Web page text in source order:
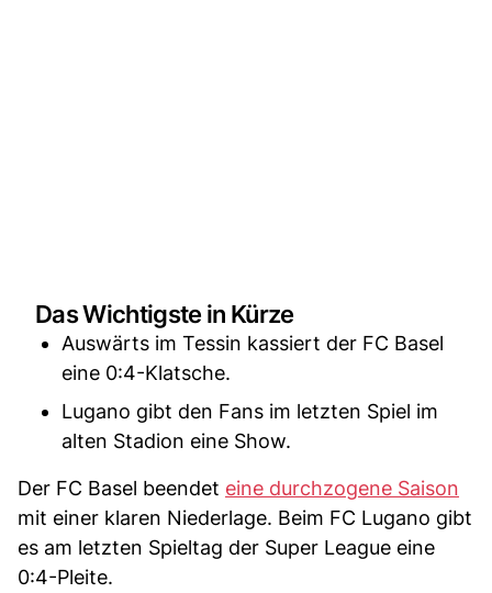
Das Wichtigste in Kürze
Auswärts im Tessin kassiert der FC Basel
eine 0:4-Klatsche.
Lugano gibt den Fans im letzten Spiel im
alten Stadion eine Show.
Der FC Basel beendet eine durchzogene Saison
mit einer klaren Niederlage. Beim FC Lugano gibt
es am letzten Spieltag der Super League eine
0:4-Pleite.